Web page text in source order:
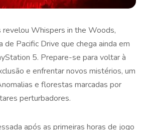
Whispers in the Woods,
de Pacific Drive que chega ainda em
5. Prepare-se para voltar à
e enfrentar novos mistérios, um
e florestas marcadas por
perturbadores.
após as primeiras horas de jogo